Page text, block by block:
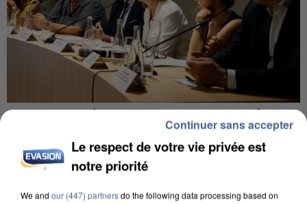
INCENDIES : L’ÎLE-DE-FRANCE LANCE UN ÉLAN
DE SOLIDARITÉ AVEC LES...
Le respect de votre vie privée est
notre priorité
We and our (447) partnersdo the following data processing based on
Continuer sans accepter